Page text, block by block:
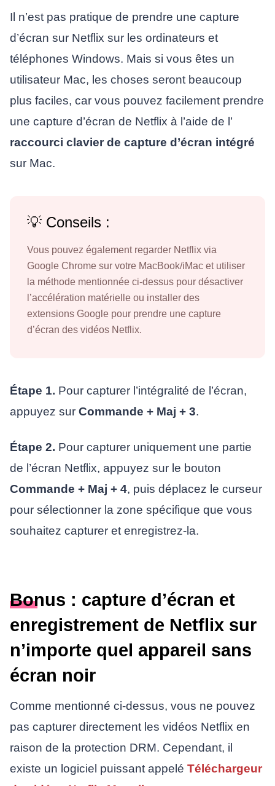
Il n’est pas pratique de prendre une capture
d’écran sur Netflix sur les ordinateurs et
téléphones Windows. Mais si vous êtes un
utilisateur Mac, les choses seront beaucoup
plus faciles, car vous pouvez facilement prendre
une capture d’écran de Netflix à l’aide de l’
raccourci clavier de capture d’écran intégré
sur Mac.
💡 Conseils :
Vous pouvez également regarder Netflix via
Google Chrome sur votre MacBook/iMac et utiliser
la méthode mentionnée ci-dessus pour désactiver
l’accélération matérielle ou installer des
extensions Google pour prendre une capture
d’écran des vidéos Netflix.
Étape 1. Pour capturer l’intégralité de l’écran,
appuyez sur Commande + Maj + 3.
Étape 2. Pour capturer uniquement une partie
de l’écran Netflix, appuyez sur le bouton
Commande + Maj + 4, puis déplacez le curseur
pour sélectionner la zone spécifique que vous
souhaitez capturer et enregistrez-la.
Bonus : capture d’écran et
enregistrement de Netflix sur
n’importe quel appareil sans
écran noir
Comme mentionné ci-dessus, vous ne pouvez
pas capturer directement les vidéos Netflix en
raison de la protection DRM. Cependant, il
existe un logiciel puissant appelé Téléchargeur